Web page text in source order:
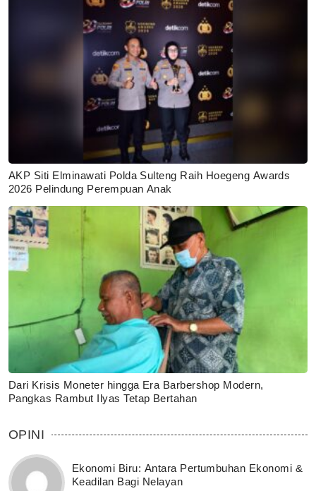
AKP Siti Elminawati Polda Sulteng Raih Hoegeng Awards
2026 Pelindung Perempuan Anak
Dari Krisis Moneter hingga Era Barbershop Modern,
Pangkas Rambut Ilyas Tetap Bertahan
OPINI
Ekonomi Biru: Antara Pertumbuhan Ekonomi &
Keadilan Bagi Nelayan